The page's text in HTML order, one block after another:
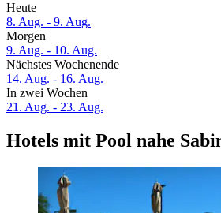
Heute
8. Aug. - 9. Aug.
Morgen
9. Aug. - 10. Aug.
Nächstes Wochenende
14. Aug. - 16. Aug.
In zwei Wochen
21. Aug. - 23. Aug.
Hotels mit Pool nahe